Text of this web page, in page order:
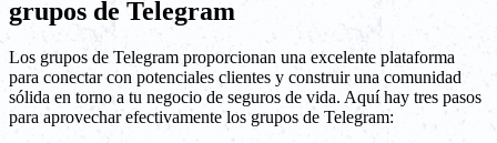
grupos de Telegram
Los grupos de Telegram proporcionan una excelente plataforma
para conectar con potenciales clientes y construir una comunidad
sólida en torno a tu negocio de seguros de vida. Aquí hay tres pasos
para aprovechar efectivamente los grupos de Telegram: